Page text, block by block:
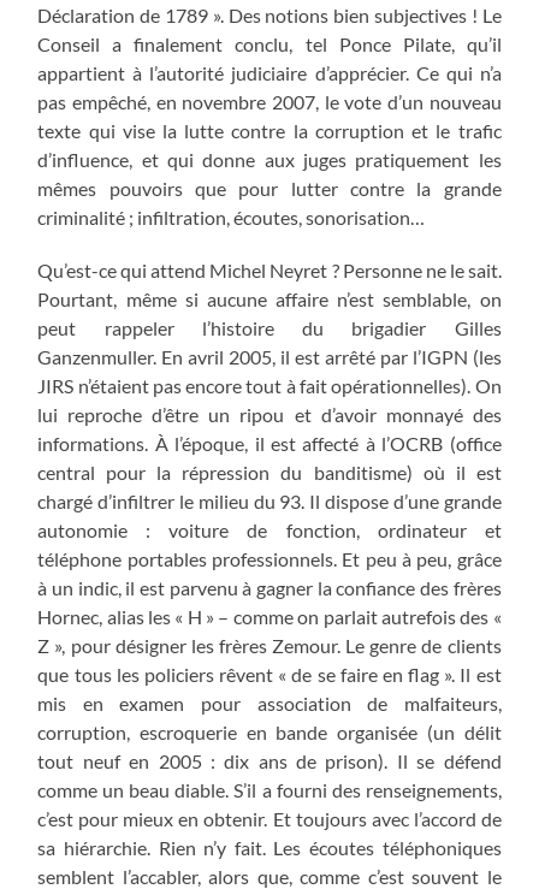
Déclaration de 1789 ». Des notions bien subjectives ! Le
Conseil a finalement conclu, tel Ponce Pilate, qu’il
appartient à l’autorité judiciaire d’apprécier. Ce qui n’a
pas empêché, en novembre 2007, le vote d’un nouveau
texte qui vise la lutte contre la corruption et le trafic
d’influence, et qui donne aux juges pratiquement les
mêmes pouvoirs que pour lutter contre la grande
criminalité ; infiltration, écoutes, sonorisation…
Qu’est-ce qui attend Michel Neyret ? Personne ne le sait.
Pourtant, même si aucune affaire n’est semblable, on
peut rappeler l’histoire du brigadier Gilles
Ganzenmuller. En avril 2005, il est arrêté par l’IGPN (les
JIRS n’étaient pas encore tout à fait opérationnelles). On
lui reproche d’être un ripou et d’avoir monnayé des
informations. À l’époque, il est affecté à l’OCRB (office
central pour la répression du banditisme) où il est
chargé d’infiltrer le milieu du 93. Il dispose d’une grande
autonomie : voiture de fonction, ordinateur et
téléphone portables professionnels. Et peu à peu, grâce
à un indic, il est parvenu à gagner la confiance des frères
Hornec, alias les « H » – comme on parlait autrefois des «
Z », pour désigner les frères Zemour. Le genre de clients
que tous les policiers rêvent « de se faire en flag ». Il est
mis en examen pour association de malfaiteurs,
corruption, escroquerie en bande organisée (un délit
tout neuf en 2005 : dix ans de prison). Il se défend
comme un beau diable. S’il a fourni des renseignements,
c’est pour mieux en obtenir. Et toujours avec l’accord de
sa hiérarchie. Rien n’y fait. Les écoutes téléphoniques
semblent l’accabler, alors que, comme c’est souvent le